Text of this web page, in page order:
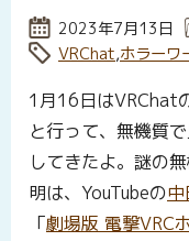
投稿日:
2023年7月13日
タグ:
VRChat,ホラーワ
1月16日はVRChat
と行って、無機質
してきたよ。謎の
明は、YouTubeの
「劇場版 電撃VRC